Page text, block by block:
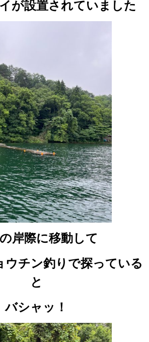
が設置されていました
岸際に移動して
ウチン釣りで探っている
と
バシャッ！